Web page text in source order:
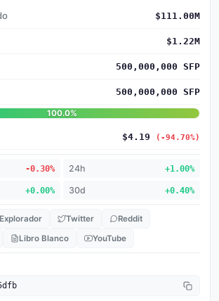
$111.00M
$1.22M
500,000,000 SFP
500,000,000 SFP
100.0%
$4.19 (-94.70%)
-0.30% 24h +1.00%
+0.00% 30d +0.40%
Explorador Twitter
Reddit
Libro Blanco YouTube